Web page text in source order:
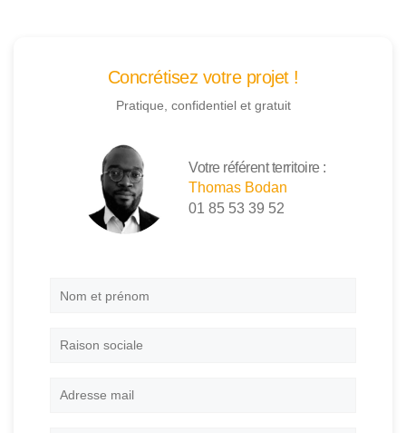
Concrétisez votre projet !
Pratique, confidentiel et gratuit
Votre référent territoire :
Thomas Bodan
01 85 53 39 52
Nom
Raison
Adresse